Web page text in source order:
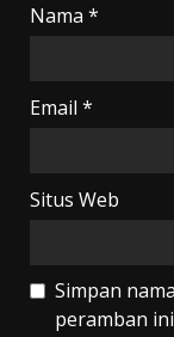
Nama *
Email *
Situs Web
Simpan
peramban